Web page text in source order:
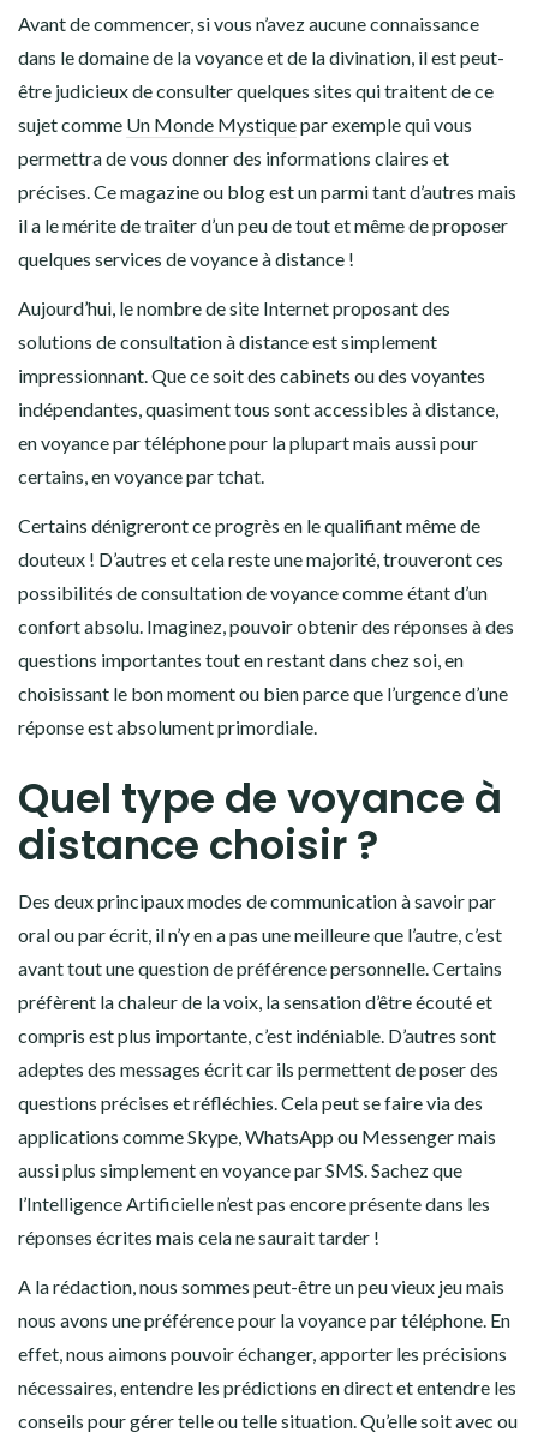
Avant de commencer, si vous n’avez aucune connaissance
dans le domaine de la voyance et de la divination, il est peut-
être judicieux de consulter quelques sites qui traitent de ce
sujet comme Un Monde Mystiquepar exemple qui vous
permettra de vous donner des informations claires et
précises. Ce magazine ou blog est un parmi tant d’autres mais
il a le mérite de traiter d’un peu de tout et même de proposer
quelques services de voyance à distance !
Aujourd’hui, le nombre de site Internet proposant des
solutions de consultation à distance est simplement
impressionnant. Que ce soit des cabinets ou des voyantes
indépendantes, quasiment tous sont accessibles à distance,
en voyance par téléphone pour la plupart mais aussi pour
certains, en voyance par tchat.
Certains dénigreront ce progrès en le qualifiant même de
douteux ! D’autres et cela reste une majorité, trouveront ces
possibilités de consultation de voyance comme étant d’un
confort absolu. Imaginez, pouvoir obtenir des réponses à des
questions importantes tout en restant dans chez soi, en
choisissant le bon moment ou bien parce que l’urgence d’une
réponse est absolument primordiale.
Quel type de voyance à
distance choisir ?
Des deux principaux modes de communication à savoir par
oral ou par écrit, il n’y en a pas une meilleure que l’autre, c’est
avant tout une question de préférence personnelle. Certains
préfèrent la chaleur de la voix, la sensation d’être écouté et
compris est plus importante, c’est indéniable. D’autres sont
adeptes des messages écrit car ils permettent de poser des
questions précises et réfléchies. Cela peut se faire via des
applications comme Skype, WhatsApp ou Messenger mais
aussi plus simplement en voyance par SMS. Sachez que
l’Intelligence Artificielle n’est pas encore présente dans les
réponses écrites mais cela ne saurait tarder !
A la rédaction, nous sommes peut-être un peu vieux jeu mais
nous avons une préférence pour la voyance par téléphone. En
effet, nous aimons pouvoir échanger, apporter les précisions
nécessaires, entendre les prédictions en direct et entendre les
conseils pour gérer telle ou telle situation. Qu’elle soit avec ou